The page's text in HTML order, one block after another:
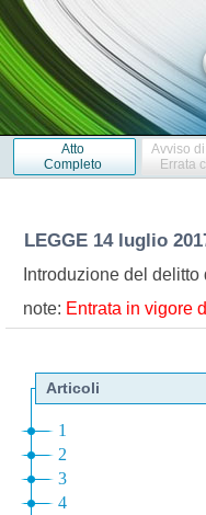
Atto
Completo
Avviso
Errata
LEGGE 14 luglio
Introduzione del
note: Entrata in vigore